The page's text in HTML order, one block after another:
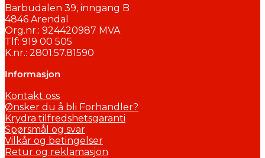
Barbudalen 39, inngang B
4846 Arendal
Org.nr.: 924420987 MVA
Tlf: 919 00 505
K.nr.: 2801.57.81590
Informasjon
Kontakt oss
Ønsker du å bli Forhandler?
Krydra tilfredshetsgaranti
Spørsmål og svar
Vilkår og betingelser
Retur og reklamasjon